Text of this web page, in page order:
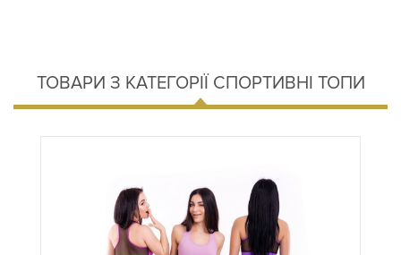
ТОВАРИ З КАТЕГОРІЇ СПОРТИВНІ ТОПИ